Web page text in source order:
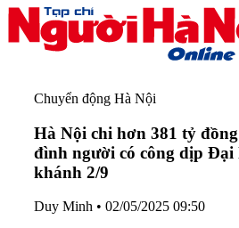
Chuyển động Hà Nội
Hà Nội chi hơn 381 tỷ
đình người có công dịp Đại
khánh 2/9
Duy Minh • 02/05/2025 09:50